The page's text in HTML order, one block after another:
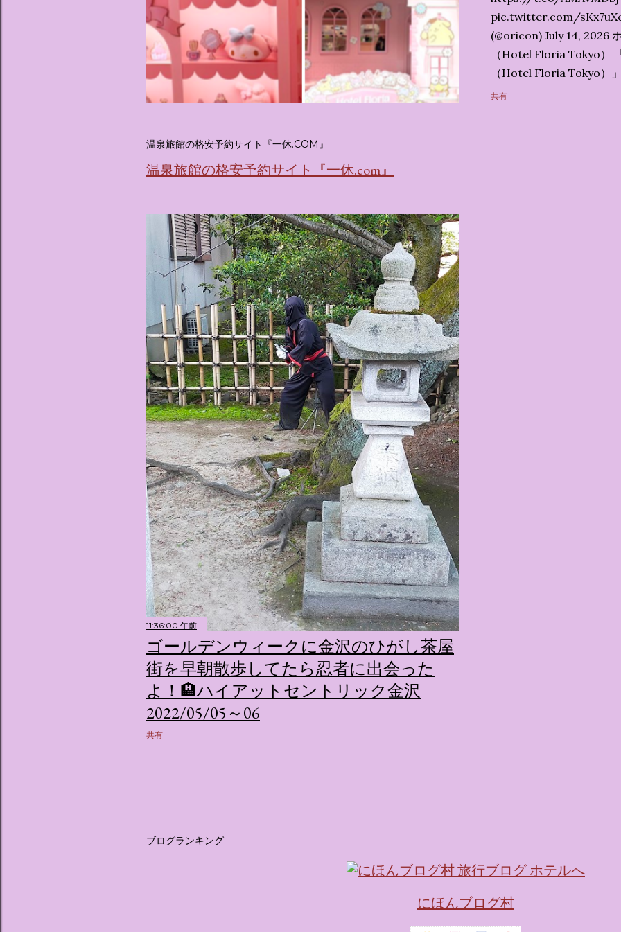
pic.twitter.com/
(@oricon) July 14, 2026
（Hotel Floria Tokyo）
（Hotel Floria Tokyo）
ではなく、2026年7月15
共有
温泉旅館の格安予約サイト『一休.COM』
温泉旅館の格安予約サイト『一休.com』
11:36:00 午前
ゴールデンウィークに金沢のひがし茶屋
街を早朝散歩してたら忍者に出会った
よ！🏨ハイアットセントリック金沢
2022/05/05～06
共有
ブログランキング
にほんブログ村